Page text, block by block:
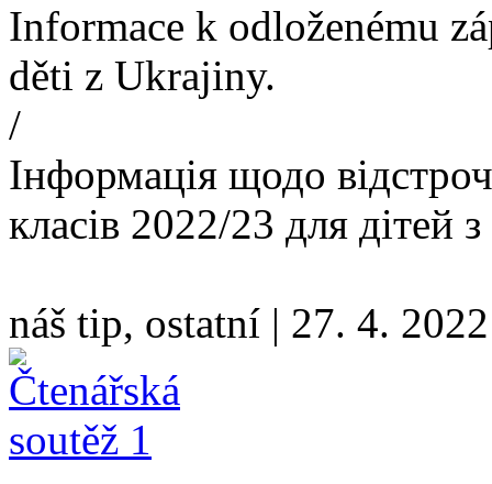
Informace k odloženému
děti z Ukrajiny.
/
Інформація щодо
класів 2022/23 для дітей
náš tip, ostatní | 27. 4. 2022